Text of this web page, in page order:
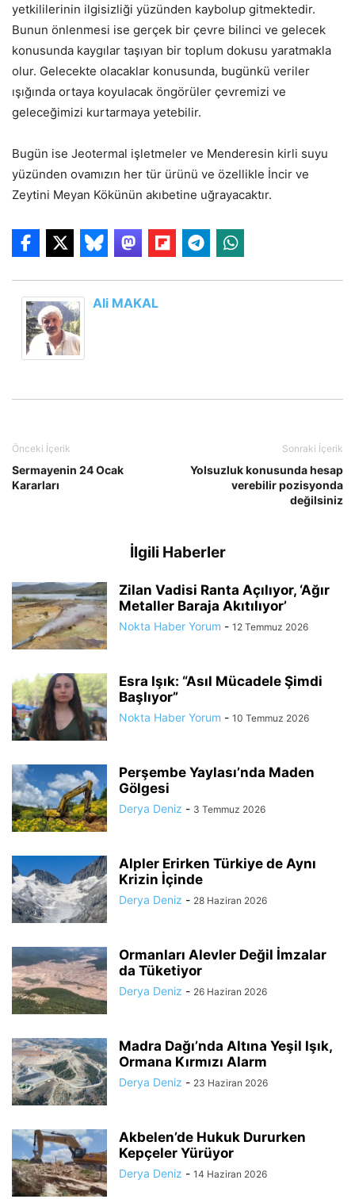
yetkililerinin ilgisizliği yüzünden kaybolup gitmektedir.
Bunun önlenmesi ise gerçek bir çevre bilinci ve gelecek
konusunda kaygılar taşıyan bir toplum dokusu yaratmakla
olur. Gelecekte olacaklar konusunda, bugünkü veriler
ışığında ortaya koyulacak öngörüler çevremizi ve
geleceğimizi kurtarmaya yetebilir.
Bugün ise Jeotermal işletmeler ve Menderesin kirli suyu
yüzünden ovamızın her tür ürünü ve özellikle İncir ve
Zeytini Meyan Kökünün akıbetine uğrayacaktır.
Ali MAKAL
Önceki İçerik
Sermayenin 24 Ocak
Kararları
Sonraki İçerik
Yolsuzluk konusunda hesap
verebilir pozisyonda
değilsiniz
İlgili Haberler
Zilan Vadisi Ranta Açılıyor, ‘Ağır
Metaller Baraja Akıtılıyor’
Nokta Haber Yorum - 12 Temmuz 2026
Esra Işık: “Asıl Mücadele Şimdi
Başlıyor”
Nokta Haber Yorum - 10 Temmuz 2026
Perşembe Yaylası’nda Maden
Gölgesi
Derya Deniz - 3 Temmuz 2026
Alpler Erirken Türkiye de Aynı
Krizin İçinde
Derya Deniz - 28 Haziran 2026
Ormanları Alevler Değil İmzalar
da Tüketiyor
Derya Deniz - 26 Haziran 2026
Madra Dağı’nda Altına Yeşil Işık,
Ormana Kırmızı Alarm
Derya Deniz - 23 Haziran 2026
Akbelen’de Hukuk Dururken
Kepçeler Yürüyor
Derya Deniz - 14 Haziran 2026